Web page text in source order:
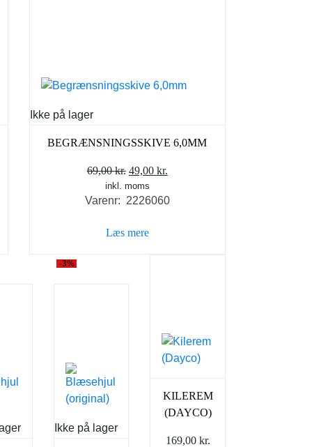
Ikke på lager
BEGRÆNSNINGSSKIVE 6,0MM
69,00kr. Den
oprindelige
pris
69,00 kr..
49,00 kr.
pris
inkl. moms
Varenr: 2226060
Læs mere
-3%
Ikke på lager
KILEREM
(DAYCO)
169,00 kr.